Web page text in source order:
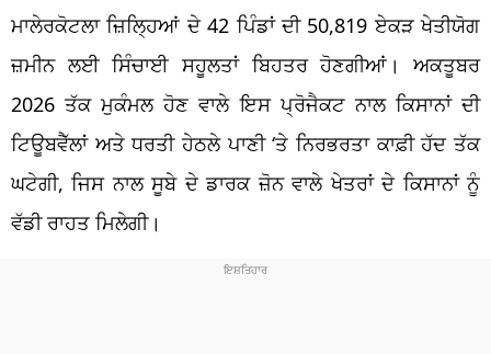
ਮਾਲੇਰਕੋਟਲਾ ਜ਼ਿਲ੍ਹਿਆਂ ਦੇ 42 ਪਿੰਡਾਂ ਦੀ 50,819 ਏਕੜ ਖੇਤੀਯੋਗ
ਜ਼ਮੀਨ ਲਈ ਸਿੰਚਾਈ ਸਹੂਲਤਾਂ ਬਿਹਤਰ ਹੋਣਗੀਆਂ। ਅਕਤੂਬਰ
2026 ਤੱਕ ਮੁਕੰਮਲ ਹੋਣ ਵਾਲੇ ਇਸ ਪ੍ਰੋਜੈਕਟ ਨਾਲ ਕਿਸਾਨਾਂ ਦੀ
ਟਿਊਬਵੈੱਲਾਂ ਅਤੇ ਧਰਤੀ ਹੇਠਲੇ ਪਾਣੀ ‘ਤੇ ਨਿਰਭਰਤਾ ਕਾਫ਼ੀ ਹੱਦ ਤੱਕ
ਘਟੇਗੀ, ਜਿਸ ਨਾਲ ਸੂਬੇ ਦੇ ਡਾਰਕ ਜ਼ੋਨ ਵਾਲੇ ਖੇਤਰਾਂ ਦੇ ਕਿਸਾਨਾਂ ਨੂੰ
ਵੱਡੀ ਰਾਹਤ ਮਿਲੇਗੀ।